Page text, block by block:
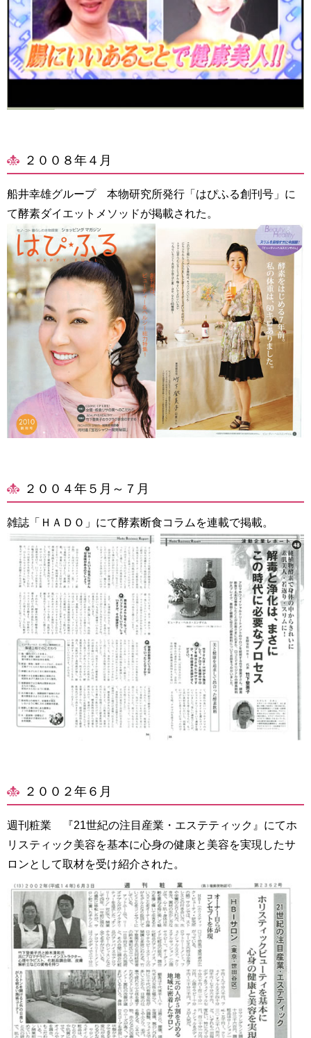
２００８年４月
船井幸雄グループ 本物研究所発行「はぴふる創刊号」に
て酵素ダイエットメソッドが掲載された。
２００４年５月～７月
雑誌「ＨＡＤＯ」にて酵素断食コラムを連載で掲載。
２００２年６月
週刊粧業 『21世紀の注目産業・エステティック』にてホ
リスティック美容を基本に心身の健康と美容を実現したサ
ロンとして取材を受け紹介された。